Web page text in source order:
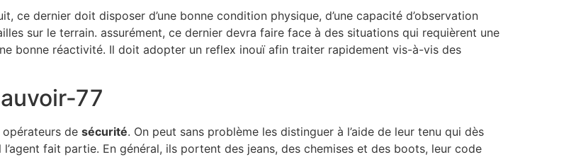
ce dernier doit disposer d’une bonne condition physique, d’une capacité d’observation
sur le terrain. assurément, ce dernier devra faire face à des situations qui requièrent une
bonne réactivité. Il doit adopter un reflex inouï afin traiter rapidement vis-à-vis des
77
de sécurité. On peut sans problème les distinguer à l’aide de leur tenu qui dès
fait partie. En général, ils portent des jeans, des chemises et des boots, leur code